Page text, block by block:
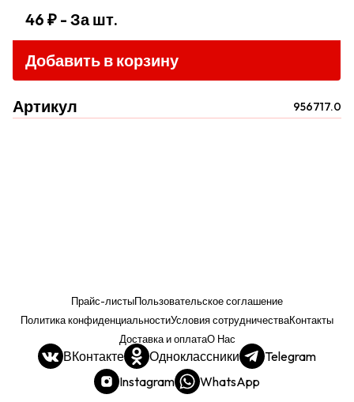
46 ₽ - За шт.
Добавить в корзину
Артикул 956717.0
Прайс-листыПользовательское соглашение
Политика конфиденциальностиУсловия сотрудничестваКонтакты
Доставка и оплатаО Нас
ВКонтакте Одноклассники
Telegram
Instagram
WhatsApp